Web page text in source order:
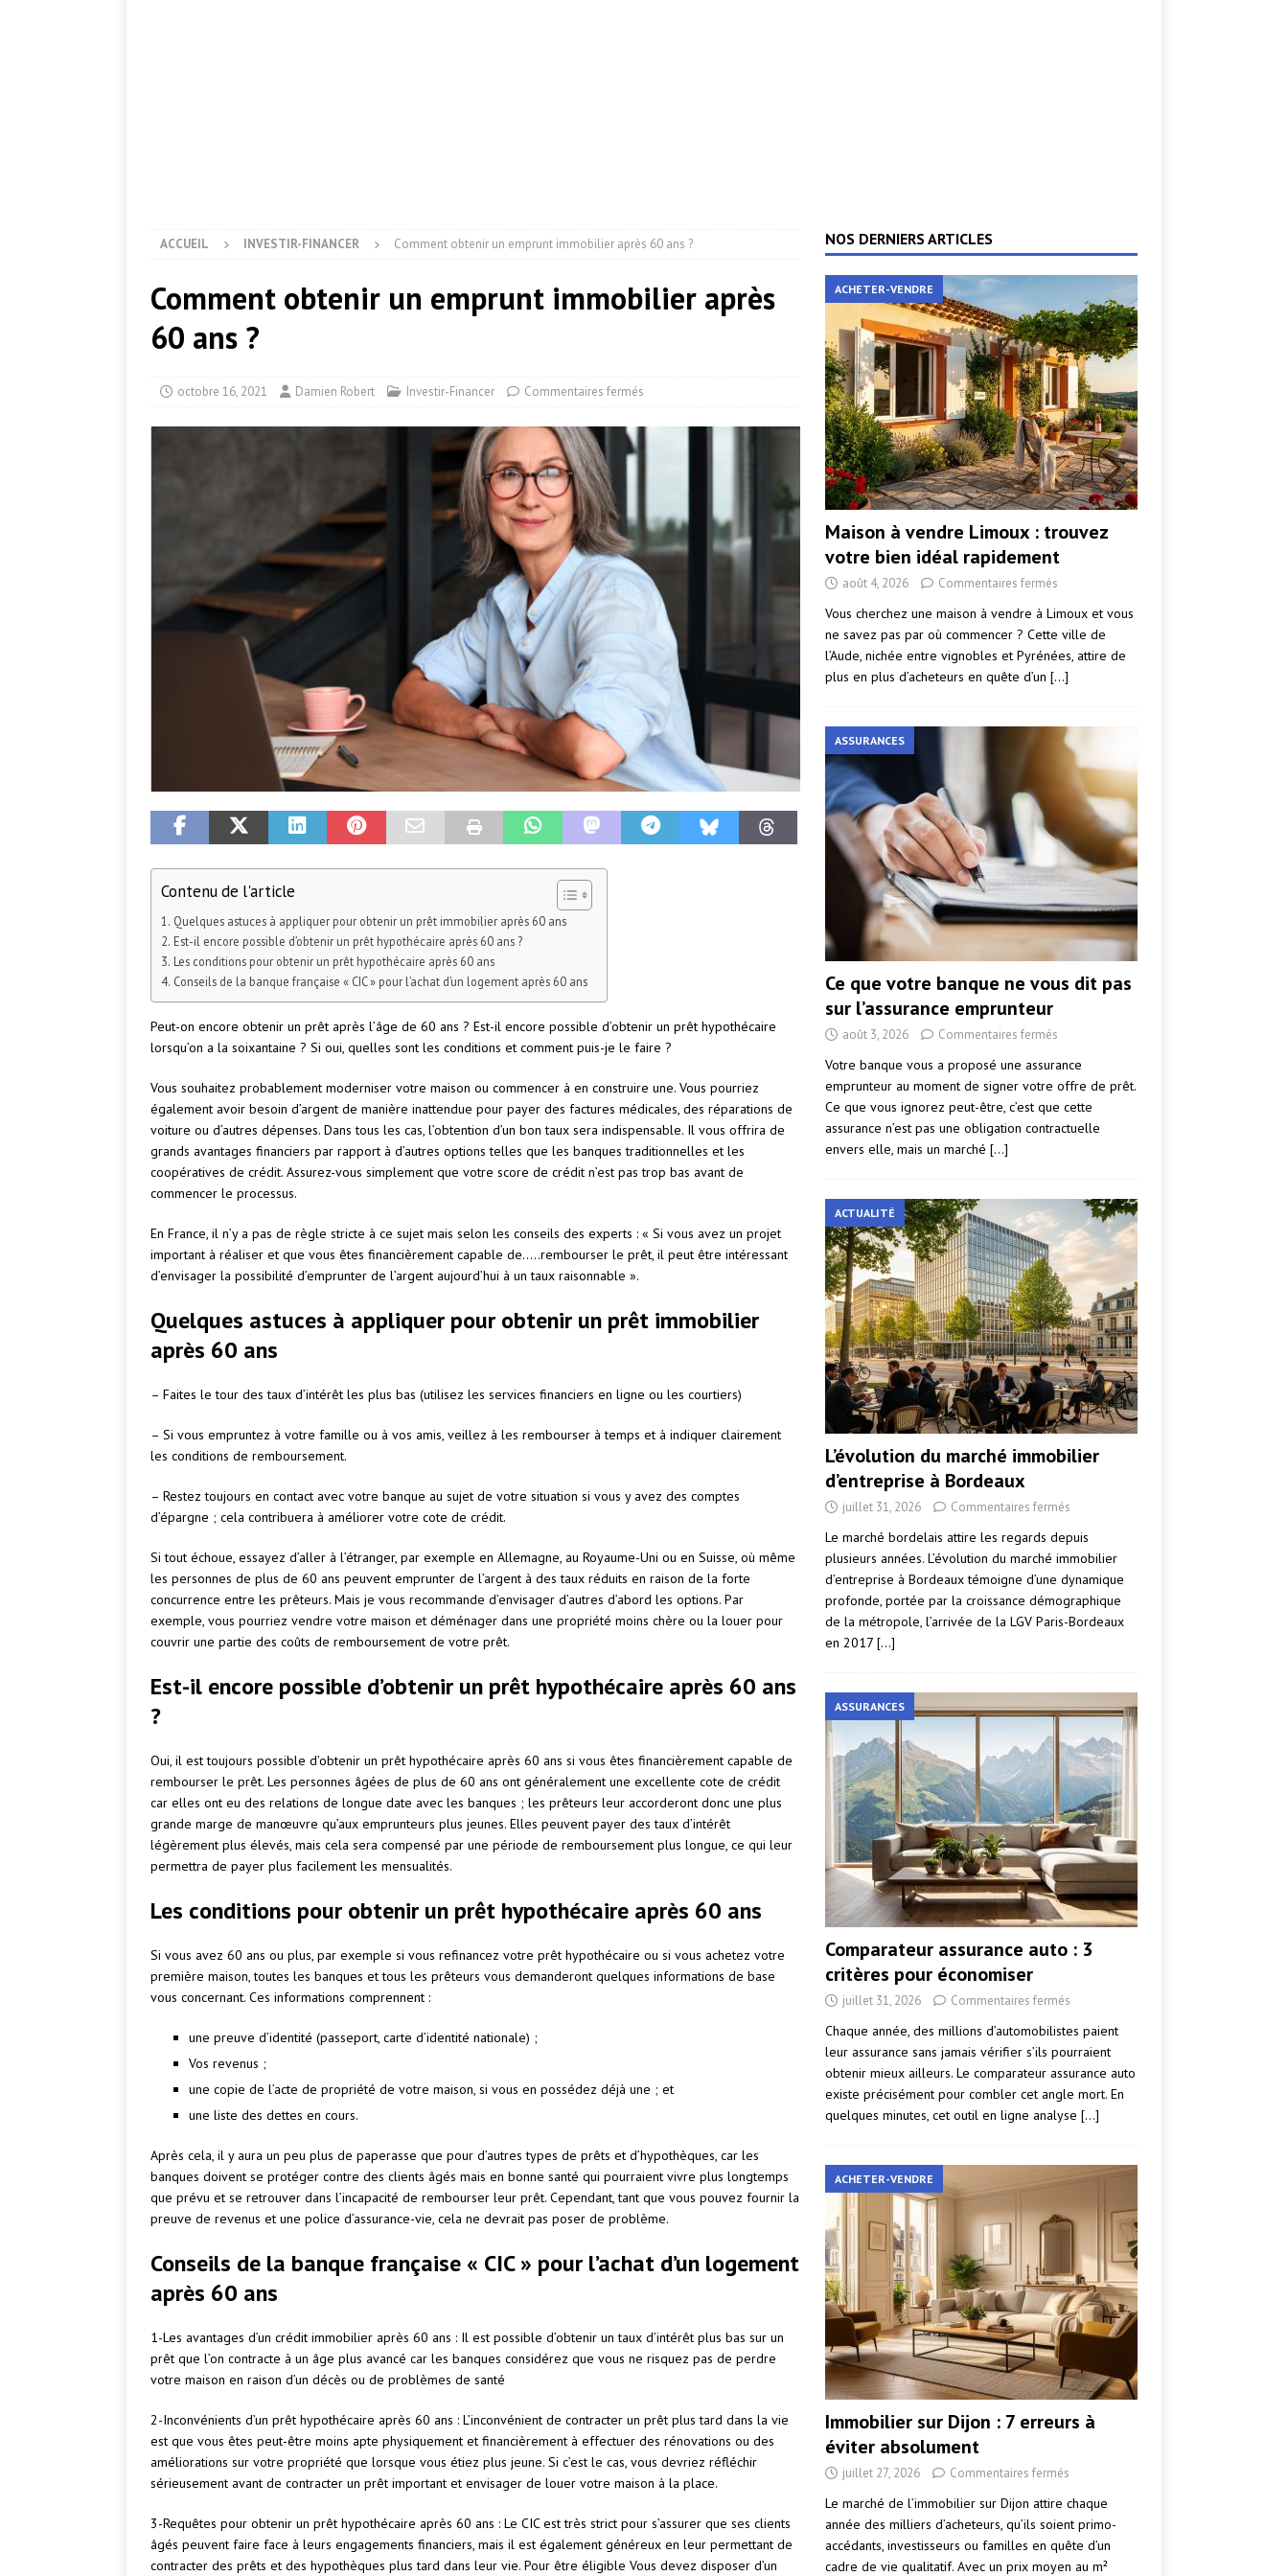
ACCUEIL INVESTIR-FINANCER Comment obtenir un emprunt immobilier après 60 ans ?
Comment obtenir un emprunt immobilier après
60 ans ?
octobre 16, 2021 Damien Robert Investir-Financer Commentaires fermés
Contenu de l'article
Quelques astuces à appliquer pour obtenir un prêt immobilier après 60 ans
Est-il encore possible d’obtenir un prêt hypothécaire après 60 ans ?
Les conditions pour obtenir un prêt hypothécaire après 60 ans
Conseils de la banque française « CIC » pour l’achat d’un logement après 60 ans
Peut-on encore obtenir un prêt après l’âge de 60 ans ? Est-il encore possible d’obtenir un prêt hypothécaire
lorsqu’on a la soixantaine ? Si oui, quelles sont les conditions et comment puis-je le faire ?
Vous souhaitez probablement moderniser votre maison ou commencer à en construire une. Vous pourriez
également avoir besoin d’argent de manière inattendue pour payer des factures médicales, des réparations de
voiture ou d’autres dépenses. Dans tous les cas, l’obtention d’un bon taux sera indispensable. Il vous offrira de
grands avantages financiers par rapport à d’autres options telles que les banques traditionnelles et les
coopératives de crédit. Assurez-vous simplement que votre score de crédit n’est pas trop bas avant de
commencer le processus.
En France, il n’y a pas de règle stricte à ce sujet mais selon les conseils des experts : « Si vous avez un projet
important à réaliser et que vous êtes financièrement capable de…..rembourser le prêt, il peut être intéressant
d’envisager la possibilité d’emprunter de l’argent aujourd’hui à un taux raisonnable ».
Quelques astuces à appliquer pour obtenir un prêt immobilier
après 60 ans
– Faites le tour des taux d’intérêt les plus bas (utilisez les services financiers en ligne ou les courtiers)
– Si vous empruntez à votre famille ou à vos amis, veillez à les rembourser à temps et à indiquer clairement
les conditions de remboursement.
– Restez toujours en contact avec votre banque au sujet de votre situation si vous y avez des comptes
d’épargne ; cela contribuera à améliorer votre cote de crédit.
Si tout échoue, essayez d’aller à l’étranger, par exemple en Allemagne, au Royaume-Uni ou en Suisse, où même
les personnes de plus de 60 ans peuvent emprunter de l’argent à des taux réduits en raison de la forte
concurrence entre les prêteurs. Mais je vous recommande d’envisager d’autres d’abord les options. Par
exemple, vous pourriez vendre votre maison et déménager dans une propriété moins chère ou la louer pour
couvrir une partie des coûts de remboursement de votre prêt.
Est-il encore possible d’obtenir un prêt hypothécaire après 60 ans
?
Oui, il est toujours possible d’obtenir un prêt hypothécaire après 60 ans si vous êtes financièrement capable de
rembourser le prêt. Les personnes âgées de plus de 60 ans ont généralement une excellente cote de crédit
car elles ont eu des relations de longue date avec les banques ; les prêteurs leur accorderont donc une plus
grande marge de manœuvre qu’aux emprunteurs plus jeunes. Elles peuvent payer des taux d’intérêt
légèrement plus élevés, mais cela sera compensé par une période de remboursement plus longue, ce qui leur
permettra de payer plus facilement les mensualités.
Les conditions pour obtenir un prêt hypothécaire après 60 ans
Si vous avez 60 ans ou plus, par exemple si vous refinancez votre prêt hypothécaire ou si vous achetez votre
première maison, toutes les banques et tous les prêteurs vous demanderont quelques informations de base
vous concernant. Ces informations comprennent :
une preuve d’identité (passeport, carte d’identité nationale) ;
Vos revenus ;
une copie de l’acte de propriété de votre maison, si vous en possédez déjà une ; et
une liste des dettes en cours.
Après cela, il y aura un peu plus de paperasse que pour d’autres types de prêts et d’hypothèques, car les
banques doivent se protéger contre des clients âgés mais en bonne santé qui pourraient vivre plus longtemps
que prévu et se retrouver dans l’incapacité de rembourser leur prêt. Cependant, tant que vous pouvez fournir la
preuve de revenus et une police d’assurance-vie, cela ne devrait pas poser de problème.
Conseils de la banque française « CIC » pour l’achat d’un logement
après 60 ans
1-Les avantages d’un crédit immobilier après 60 ans : Il est possible d’obtenir un taux d’intérêt plus bas sur un
prêt que l’on contracte à un âge plus avancé car les banques considérez que vous ne risquez pas de perdre
votre maison en raison d’un décès ou de problèmes de santé
2-Inconvénients d’un prêt hypothécaire après 60 ans : L’inconvénient de contracter un prêt plus tard dans la vie
est que vous êtes peut-être moins apte physiquement et financièrement à effectuer des rénovations ou des
améliorations sur votre propriété que lorsque vous étiez plus jeune. Si c’est le cas, vous devriez réfléchir
sérieusement avant de contracter un prêt important et envisager de louer votre maison à la place.
3-Requêtes pour obtenir un prêt hypothécaire après 60 ans : Le CIC est très strict pour s’assurer que ses clients
âgés peuvent faire face à leurs engagements financiers, mais il est également généreux en leur permettant de
contracter des prêts et des hypothèques plus tard dans leur vie. Pour être éligible Vous devez disposer d’un
NOS DERNIERS ARTICLES
ACHETER-VENDRE
Maison à vendre Limoux : trouvez
votre bien idéal rapidement
août 4, 2026 Commentaires fermés
Vous cherchez une maison à vendre à Limoux et vous
ne savez pas par où commencer ? Cette ville de
l’Aude, nichée entre vignobles et Pyrénées, attire de
plus en plus d’acheteurs en quête d’un […]
ASSURANCES
Ce que votre banque ne vous dit pas
sur l’assurance emprunteur
août 3, 2026 Commentaires fermés
Votre banque vous a proposé une assurance
emprunteur au moment de signer votre offre de prêt.
Ce que vous ignorez peut-être, c’est que cette
assurance n’est pas une obligation contractuelle
envers elle, mais un marché […]
ACTUALITÉ
L’évolution du marché immobilier
d’entreprise à Bordeaux
juillet 31, 2026 Commentaires fermés
Le marché bordelais attire les regards depuis
plusieurs années. L’évolution du marché immobilier
d’entreprise à Bordeaux témoigne d’une dynamique
profonde, portée par la croissance démographique
de la métropole, l’arrivée de la LGV Paris-Bordeaux
en 2017 […]
ASSURANCES
Comparateur assurance auto : 3
critères pour économiser
juillet 31, 2026 Commentaires fermés
Chaque année, des millions d’automobilistes paient
leur assurance sans jamais vérifier s’ils pourraient
obtenir mieux ailleurs. Le comparateur assurance auto
existe précisément pour combler cet angle mort. En
quelques minutes, cet outil en ligne analyse […]
ACHETER-VENDRE
Immobilier sur Dijon : 7 erreurs à
éviter absolument
juillet 27, 2026 Commentaires fermés
Le marché de l’immobilier sur Dijon attire chaque
année des milliers d’acheteurs, qu’ils soient primo-
accédants, investisseurs ou familles en quête d’un
cadre de vie qualitatif. Avec un prix moyen au m²